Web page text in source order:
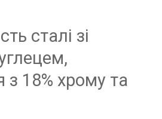
сталі зі
з 18% хрому та